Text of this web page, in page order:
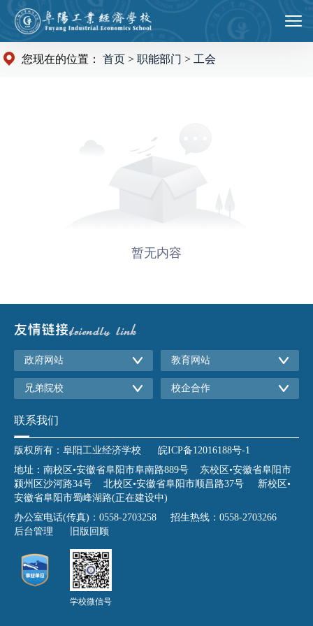
您现在的位置： 首页 > 职能部门 > 工会
暂无内容
政府网站 教育网站
兄弟院校 校企合作
联系我们
版权所有：阜阳工业经济学校 皖ICP备12016188号-1
地址：南校区•安徽省阜阳市阜南路889号 东校区•安徽省阜阳市
颍州区沙河路34号 北校区•安徽省阜阳市顺昌路37号 新校区•
安徽省阜阳市蜀峰湖路(正在建设中)
办公室电话(传真)：0558-2703258 招生热线：0558-2703266
后台管理
旧版回顾
学校微信号